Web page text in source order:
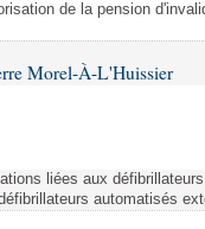
de la pension
Morel-À-L'Huissier
liées aux
automatisés